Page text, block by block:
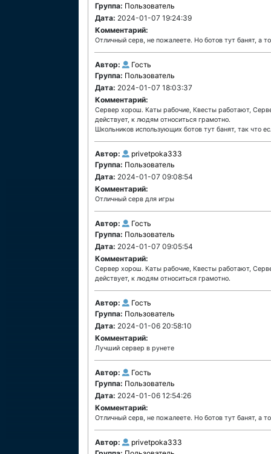
Группа: Пользователь
Дата: 2024-01-07 19:24:39
Комментарий:
Отличный серв, не пожалеете. Но ботов тут банят, а
Автор:
Гость
Группа: Пользователь
Дата: 2024-01-07 18:03:37
Комментарий:
Сервер хорош. Каты рабочие, Квесты работают,
действует, к людям относиться грамотно.
Школьников использующих ботов тут банят, так что
Автор:
privetpoka333
Группа: Пользователь
Дата: 2024-01-07 09:08:54
Комментарий:
Отличный серв для игры
Автор:
Гость
Группа: Пользователь
Дата: 2024-01-07 09:05:54
Комментарий:
Сервер хорош. Каты рабочие, Квесты работают,
действует, к людям относиться грамотно.
Автор:
Гость
Группа: Пользователь
Дата: 2024-01-06 20:58:10
Комментарий:
Лучший сервер в рунете
Автор:
Гость
Группа: Пользователь
Дата: 2024-01-06 12:54:26
Комментарий:
Отличный серв, не пожалеете. Но ботов тут банят, а
Автор:
privetpoka333